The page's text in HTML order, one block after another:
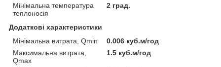
Мінімальна температура
теплоносія
2 град.
Додаткові характеристики
Мінімальна витрата, Qmin
0.006 куб.м/год
Максимальна витрата,
Qmax
1.5 куб.м/год